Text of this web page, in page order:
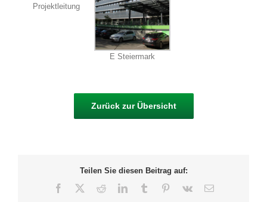
Projektleitung
E Steiermark
Zurück zur Übersicht
Teilen Sie diesen Beitrag auf:
Facebook RedditLinkedInTumblr Pinterest
Vk
E-